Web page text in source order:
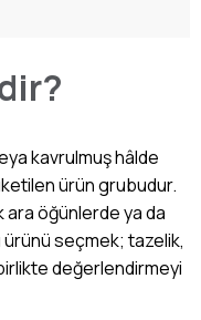
kavrulmuş hâlde
ürün grubudur.
ara öğünlerde ya da
ürünü seçmek; tazelik,
değerlendirmeyi